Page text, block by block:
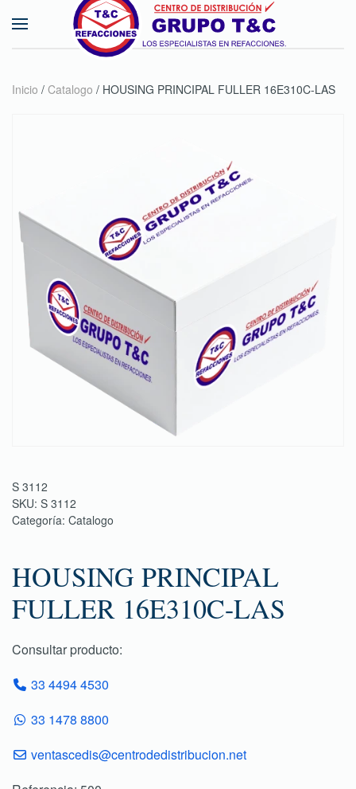
Skip to main content
Inicio / Catalogo / HOUSING PRINCIPAL FULLER 16E310C-LAS
S 3112
SKU: S 3112
Categoría: Catalogo
HOUSING PRINCIPAL
FULLER 16E310C-LAS
Consultar producto:
33 4494 4530
33 1478 8800
ventascedis@centrodedistribucion.net